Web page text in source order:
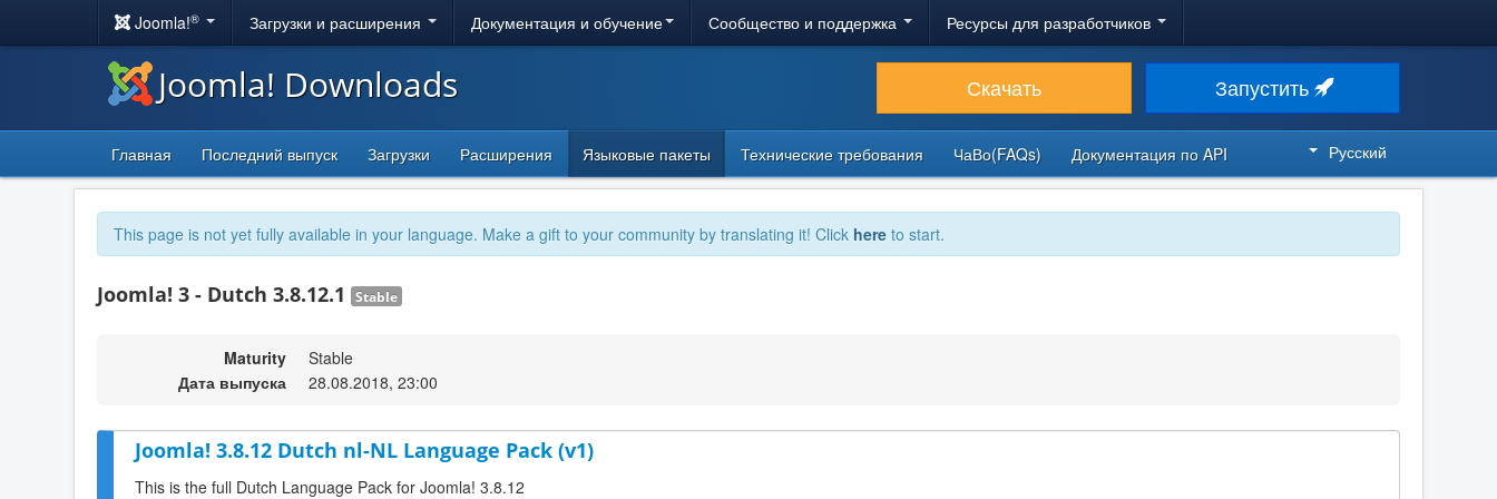
Joomla!® Загрузки и расширения Документация и обучение Сообщество и поддержка Ресурсы для разработчиков
Joomla! Downloads Скачать Запустить
Главная Последний выпуск Загрузки Расширения Языковые пакеты Технические требования ЧаВо(FAQs) Документация по API Русский
This page is not yet fully available in your language. Make a gift to your community by translating it! Click here to start.
Joomla! 3 - Dutch 3.8.12.1 Stable
Maturity
Stable
Дата выпуска
28.08.2018, 23:00
Joomla! 3.8.12 Dutch nl-NL Language Pack (v1)
This is the full Dutch Language Pack for Joomla! 3.8.12